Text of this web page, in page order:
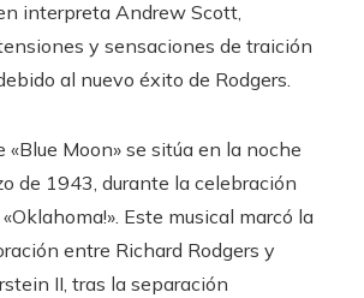
interpreta Andrew Scott,
y sensaciones de traición
al nuevo éxito de Rodgers.
«Blue Moon» se sitúa en la noche
de 1943, durante la celebración
Este musical marcó la
entre Richard Rodgers y
II, tras la separación